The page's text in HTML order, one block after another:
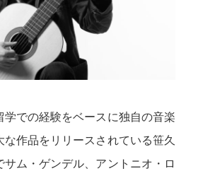
学での経験をベースに独自の音楽
な作品をリリースされている笹久
サム・ゲンデル、アントニオ・ロ